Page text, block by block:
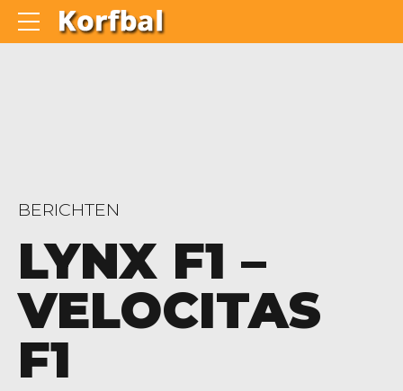
BERICHTEN
LYNX F1 –
VELOCITAS
F1